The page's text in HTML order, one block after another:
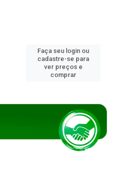
Faça seu login ou
cadastre-se para
ver preços e
comprar